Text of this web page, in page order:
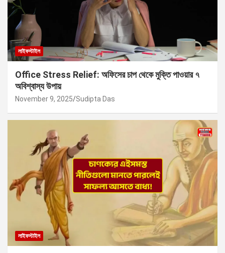
লাইফস্টাইল
Office Stress Relief: অফিসের চাপ থেকে মুক্তি পাওয়ার ৭
অবিশ্বাস্য উপায়
November 9, 2025 Sudipta Das
লাইফস্টাইল